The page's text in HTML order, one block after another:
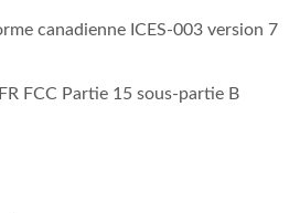
canadienne ICES-003 version 7
FCC Partie 15 sous-partie B